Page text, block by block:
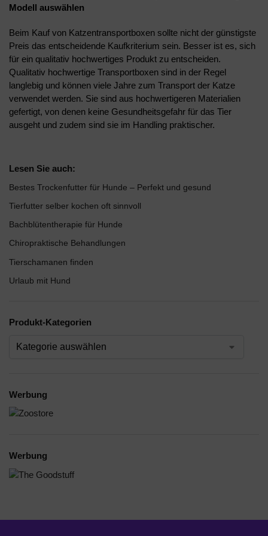
Modell auswählen
Beim Kauf von Katzentransportboxen sollte nicht der günstigste
Preis das entscheidende Kaufkriterium sein. Besser ist es, sich
für ein qualitativ hochwertiges Produkt zu entscheiden.
Qualitativ hochwertige Transportboxen sind in der Regel
langlebig und können viele Jahre zum Transport der Katze
verwendet werden. Sie sind aus hochwertigeren Materialien
gefertigt, von denen keine Gesundheitsgefahr für das Tier
ausgeht und zudem sind sie im Handling praktischer.
Lesen Sie auch:
Bestes Trockenfutter für Hunde – Perfekt und gesund
Tierfutter selber kochen oft sinnvoll
Bachblütentherapie für Hunde
Chiropraktische Behandlungen
Tierschamanen finden
Urlaub mit Hund
Produkt-Kategorien
Werbung
Werbung